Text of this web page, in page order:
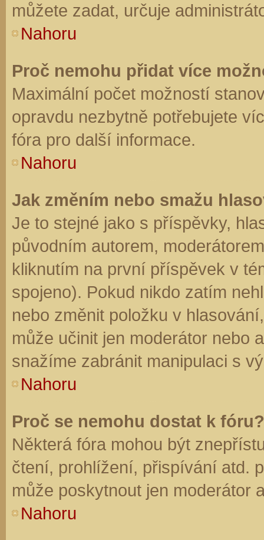
můžete zadat, určuje
Nahoru
Proč nemohu přidat více
Maximální počet možností
opravdu nezbytně potřebujete
fóra pro další informace.
Nahoru
Jak změním nebo smažu
Je to stejné jako s příspěvky,
původním autorem,
kliknutím na první příspěvek v
spojeno). Pokud nikdo zatím
nebo změnit položku v
může učinit jen moderátor nebo
snažíme zabránit manipulaci s
Nahoru
Proč se nemohu dostat k fóru?
Některá fóra mohou být
čtení, prohlížení, přispívání atd.
může poskytnout jen moderátor
Nahoru